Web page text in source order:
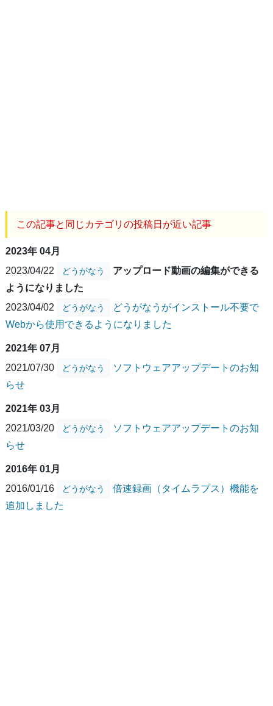
この記事と同じカテゴリの投稿日が近い記事
2023年 04月
2023/04/22
どうがなう
アップロード動画の編集ができる
ようになりました
2023/04/02
どうがなう
どうがなうがインストール不要で
Webから使用できるようになりました
2021年 07月
2021/07/30
どうがなう
ソフトウェアアップデートのお知
らせ
2021年 03月
2021/03/20
どうがなう
ソフトウェアアップデートのお知
らせ
2016年 01月
2016/01/16
どうがなう
倍速録画（タイムラプス）機能を
追加しました